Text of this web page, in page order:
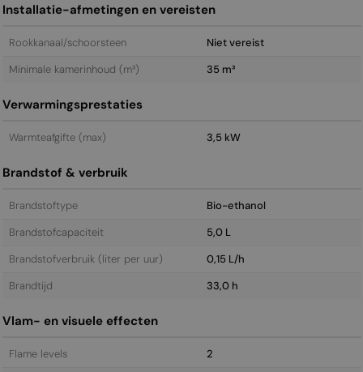
Installatie-afmetingen en vereisten
Rookkanaal/schoorsteen
Niet vereist
Minimale kamerinhoud (m³)
35 m³
Verwarmingsprestaties
Warmteafgifte (max) 3,5 kW
Brandstof & verbruik
Brandstoftype
Bio-ethanol
Brandstofcapaciteit
5,0 L
Brandstofverbruik (liter per uur)
0,15 L/h
Brandtijd
33,0 h
Vlam- en visuele effecten
Flame levels
2